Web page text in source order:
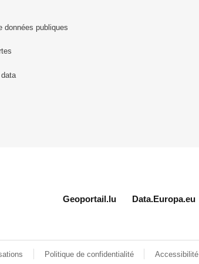
données publiques
data.public.lu
Geoportail.lu Data.Europa.eu
Politique de confidentialité Accessibilité